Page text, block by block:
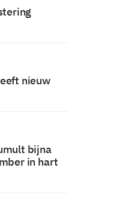
nieuw
bijna
in hart